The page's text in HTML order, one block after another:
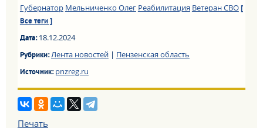
Губернатор Мельниченко Олег Реабилитация Ветеран СВО [
Все теги ]
Дата:18.12.2024
Рубрики:Лента новостей| Пензенская область
Источник:pnzreg.ru
Печать